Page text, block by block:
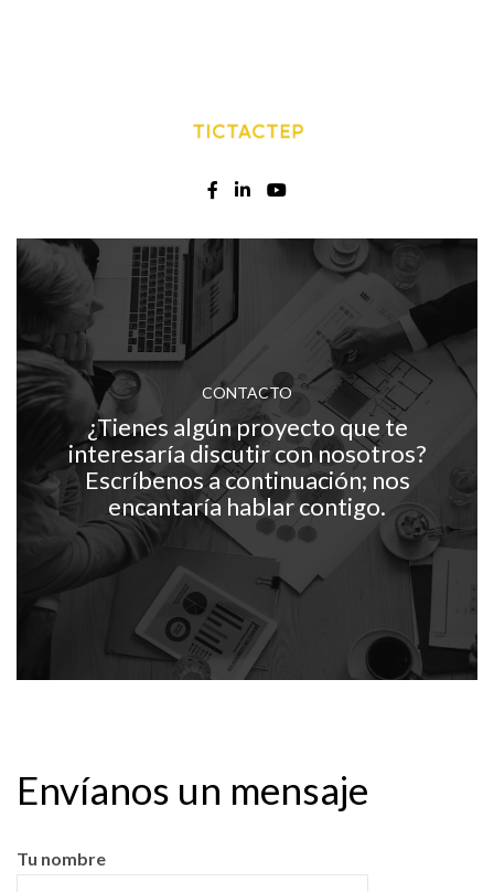
CONTACTO
¿Tienes algún proyecto que te
interesaría discutir con nosotros?
Escríbenos a continuación; nos
encantaría hablar contigo.
Envíanos un mensaje
Tu nombre